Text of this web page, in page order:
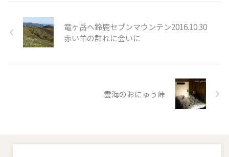
呂もある日帰り温泉も堪能 お土
産には栗きんとんをふんだんに使
った高級生食パンの「栗きんとん
生食パン」も購入できました 南
竜ヶ岳へ鈴鹿セブンマウンテン2016.10.30
赤い羊の群れに会いに
雲海のおにゅう峠